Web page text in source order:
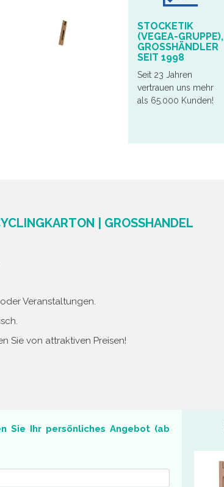
STOCKETIK
(VEGEA-GRUPPE),
GROSSHÄNDLER S
EIT 1998
Seit 23 Jahren
vertrauen uns mehr
als 65.000 Kunden!
| GROSSHANDEL
Veranstaltungen.
Sie von attraktiven Preisen!
Sie Ihr persönliches Angebot (ab